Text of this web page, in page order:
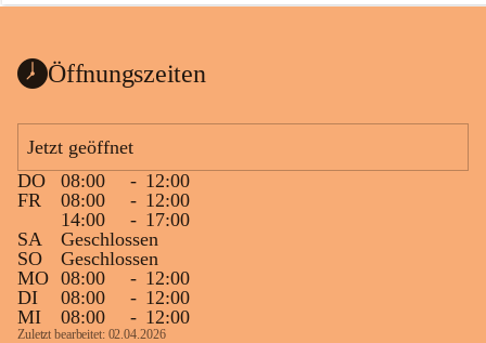
a
Öffnungszeiten
Jetzt geöffnet
DO
08:00 - 12:00
FR
08:00 - 12:00
14:00
- 17:00
SA
Geschlossen
SO
Geschlossen
MO 08:00 - 12:00
DI
08:00 - 12:00
MI
08:00 - 12:00
Zuletzt bearbeitet: 02.04.2026